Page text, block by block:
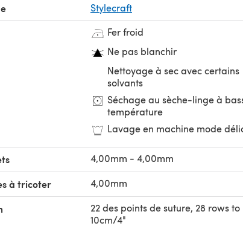
Stylecraft
Fer froid
Ne pas blanchir
Nettoyage à sec avec certains
solvants
Séchage au sèche-linge à
température
Lavage en machine mode
4,00mm - 4,00mm
à tricoter 4,00mm
22 des points de suture, 28 rows to
10cm/4"